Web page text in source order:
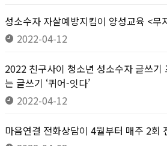
성소수자 자살예방지킴이 양성교육 <무
2022-04-12
2022 친구사이 청소년 성소수자 글쓰기
는 글쓰기 ‘퀴어-잇다’
2022-04-12
마음연결 전화상담이 4월부터 매주 2회